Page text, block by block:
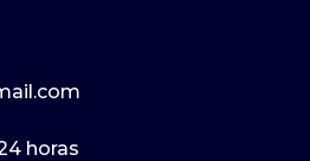
horas